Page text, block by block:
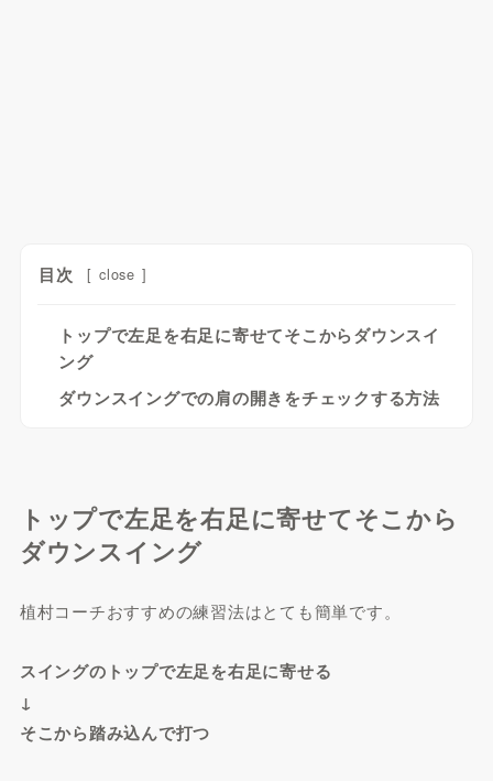
目次 [ close ]
トップで左足を右足に寄せてそこからダウンスイ
ング
ダウンスイングでの肩の開きをチェックする方法
トップで左足を右足に寄せてそこから
ダウンスイング
植村コーチおすすめの練習法はとても簡単です。
スイングのトップで左足を右足に寄せる
↓
そこから踏み込んで打つ